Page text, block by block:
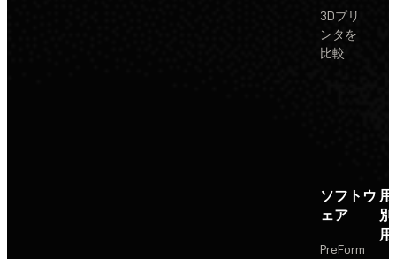
3Dプリ
ンタを
比較
ソフトウ
ェア
PreForm